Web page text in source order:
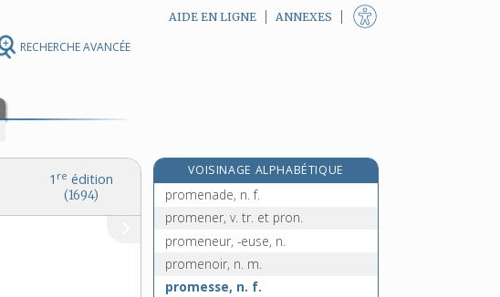
RECHERCHE AVANCÉE
AIDE EN LIGNE ANNEXES
1 re édition
(1694)
VOISINAGE ALPHABÉTIQUE
prolonger, v. tr.
promenade, n. f.
promener, v. tr. et pron.
promeneur, -euse, n.
promenoir, n. m.
promesse, n. f.